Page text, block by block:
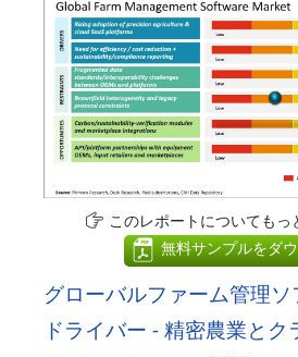
このレポートについてもっ
無料サンプルをダ
グローバルファーム管理
ドライバー - 精密農業と